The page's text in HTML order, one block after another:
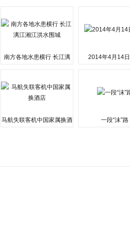
南方各地水患横行 长江漓
2014年4月14
马航失联客机中国家属换酒
一段“沫”路